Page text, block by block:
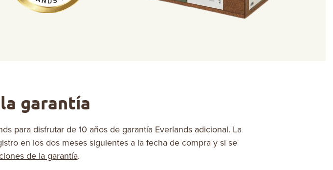
garantía
para disfrutar de 10 años de garantía Everlands adicional. La
en los dos meses siguientes a la fecha de compra y si se
de la garantía.